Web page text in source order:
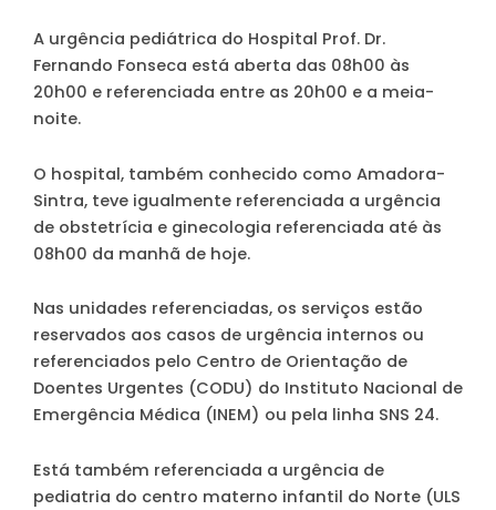
A urgência pediátrica do Hospital Prof. Dr.
Fernando Fonseca está aberta das 08h00 às
20h00 e referenciada entre as 20h00 e a meia-
noite.
O hospital, também conhecido como Amadora-
Sintra, teve igualmente referenciada a urgência
de obstetrícia e ginecologia referenciada até às
08h00 da manhã de hoje.
Nas unidades referenciadas, os serviços estão
reservados aos casos de urgência internos ou
referenciados pelo Centro de Orientação de
Doentes Urgentes (CODU) do Instituto Nacional de
Emergência Médica (INEM) ou pela linha SNS 24.
Está também referenciada a urgência de
pediatria do centro materno infantil do Norte (ULS